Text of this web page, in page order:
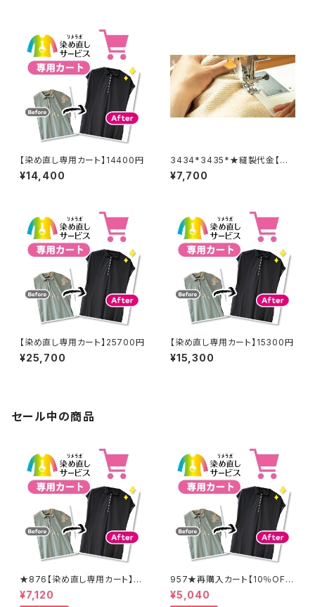
【染め直し専用カート】14400円
¥14,400
3434*3435*★縫製代金【バッ
クル取り外し取り付け 2着合
計分】
¥7,700
【染め直し専用カート】25700円
¥25,700
【染め直し専用カート】15300円
¥15,300
セール中の商品
★876【染め直し専用カート】8
900円
¥7,120
957★再購入カート【10％OF
F】
¥5,040